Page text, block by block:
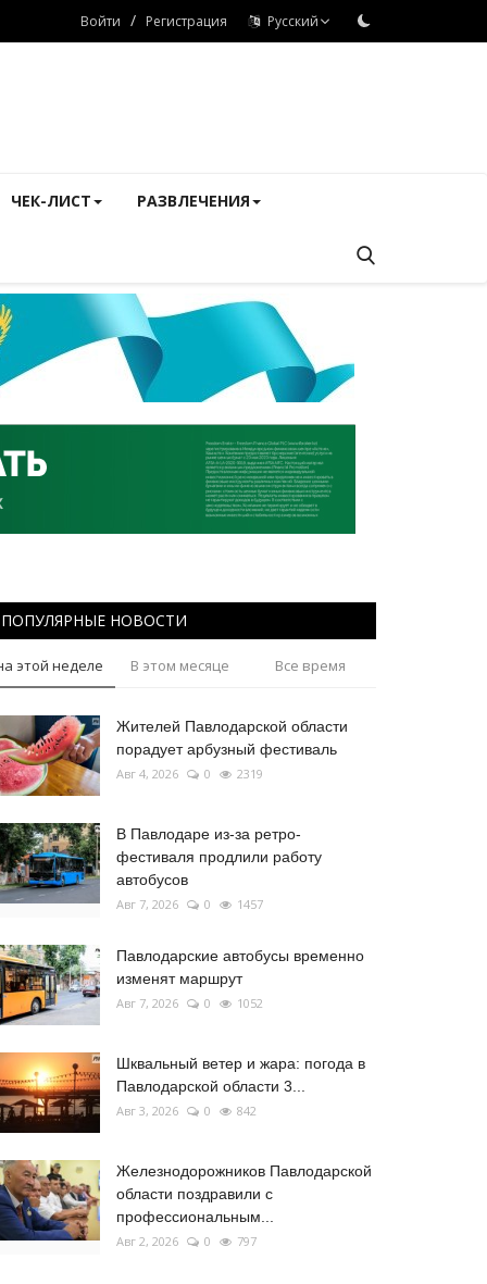
Войти / Регистрация Русский
ЧЕК-ЛИСТ РАЗВЛЕЧЕНИЯ
ПОПУЛЯРНЫЕ НОВОСТИ
этой неделе В этом месяце Все время
Жителей Павлодарской области
порадует арбузный фестиваль
Авг 4, 2026 0 2319
В Павлодаре из-за ретро-
фестиваля продлили работу
автобусов
Авг 7, 2026 0 1457
Павлодарские автобусы временно
изменят маршрут
Авг 7, 2026 0 1052
Шквальный ветер и жара: погода в
Павлодарской области 3...
Авг 3, 2026 0 842
Железнодорожников Павлодарской
области поздравили с
профессиональным...
Авг 2, 2026 0 797